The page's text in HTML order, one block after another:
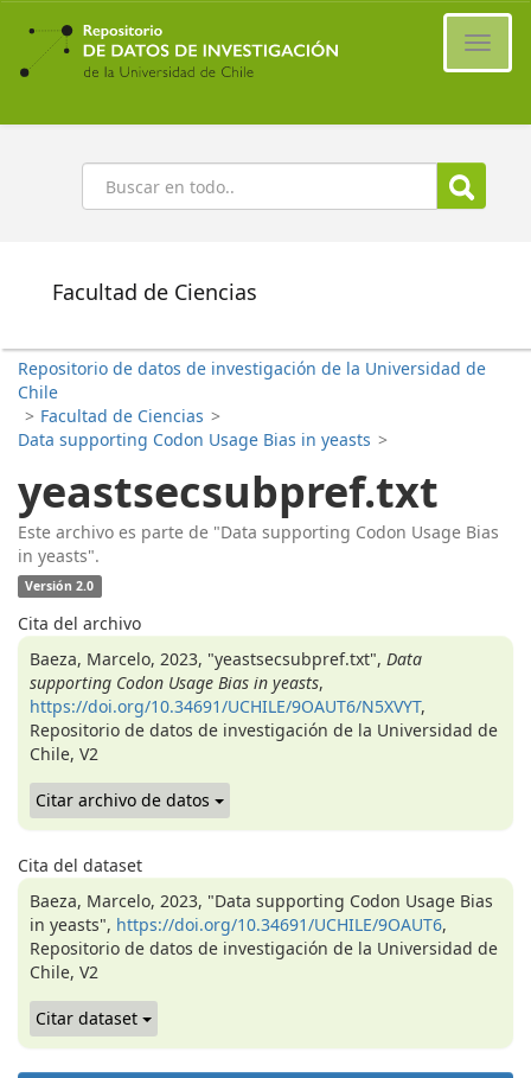
Ir
contenido
principal
Buscar
Facultad de Ciencias
Repositorio de datos de investigación de la Universidad de
Chile
> Facultad de Ciencias >
Data supporting Codon Usage Bias in yeasts >
yeastsecsubpref.txt
Este archivo es parte de "Data supporting Codon Usage Bias
in yeasts".
Versión 2.0
Cita del archivo
Baeza, Marcelo, 2023, "yeastsecsubpref.txt", Data
supporting Codon Usage Bias in yeasts,
https://doi.org/10.34691/UCHILE/9OAUT6/N5XVYT,
Repositorio de datos de investigación de la Universidad de
Chile, V2
Citar archivo de datos
Cita del dataset
Baeza, Marcelo, 2023, "Data supporting Codon Usage Bias
in yeasts", https://doi.org/10.34691/UCHILE/9OAUT6,
Repositorio de datos de investigación de la Universidad de
Chile, V2
Citar dataset